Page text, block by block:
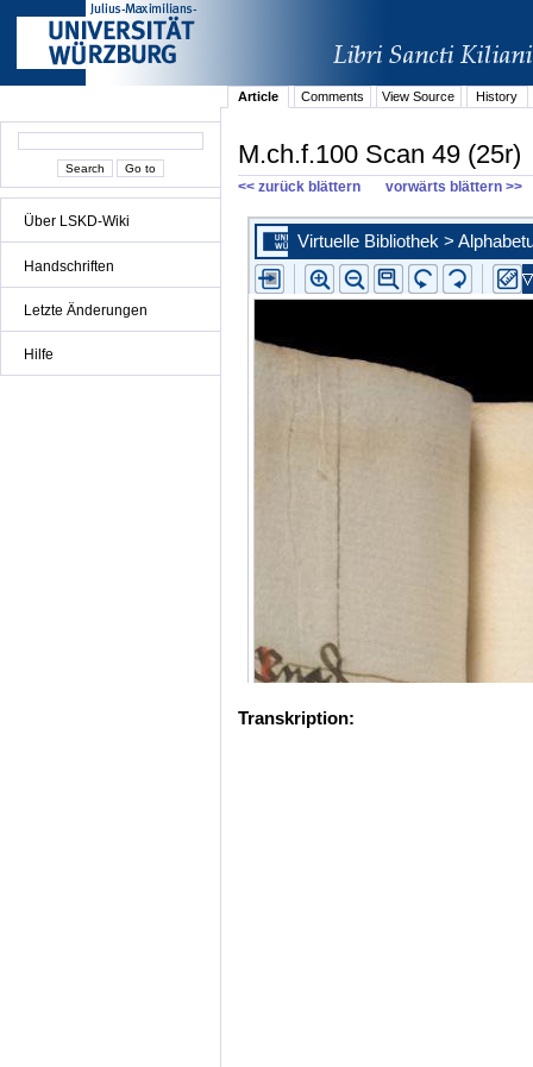
Über LSKD-Wiki
Handschriften
Letzte Änderungen
Hilfe
Article Comments View Source History
M.ch.f.100 Scan 49 (25r)
<< zurück blättern vorwärts blättern >>
Transkription: